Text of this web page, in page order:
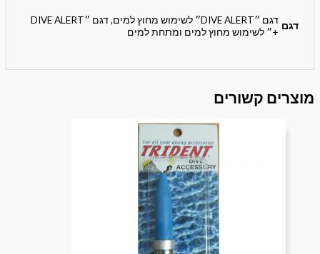
דגם
דגם ״DIVE ALERT״ לשימוש מחוץ למים, דגם ״DIVE ALERT
+״ לשימוש מחוץ למים ומתחת למים
מוצרים קשורים